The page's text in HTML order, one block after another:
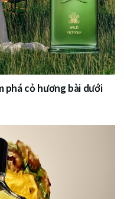
phá cỏ hương bài dưới